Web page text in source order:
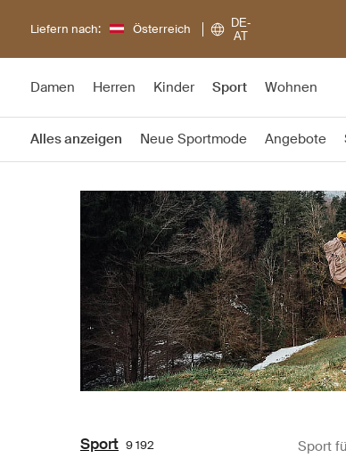
Liefern nach: Österreich
DE-
AT
Damen Herren Kinder Sport Wohnen
Alles anzeigen Neue Sportmode Angebote
Sport 9 192 Sport